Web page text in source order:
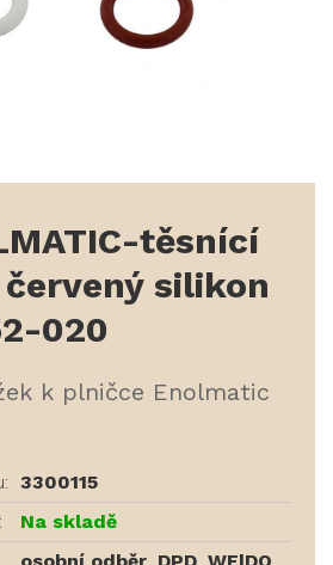
těsnící
silikon
020
k plničce Enolmatic
3300115
Na skladě
osobní odběr DPD WE|DO